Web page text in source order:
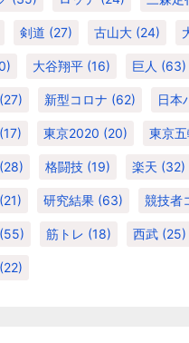
剣道 (27) 古山大 (24)
大谷翔平 (16) 巨人 (63)
(27) 新型コロナ (62) 日本
(17) 東京2020 (20) 東京五
(28) 格闘技 (19) 楽天 (32)
(21) 研究結果 (63) 競技者
(55) 筋トレ (18) 西武 (25)
(22)